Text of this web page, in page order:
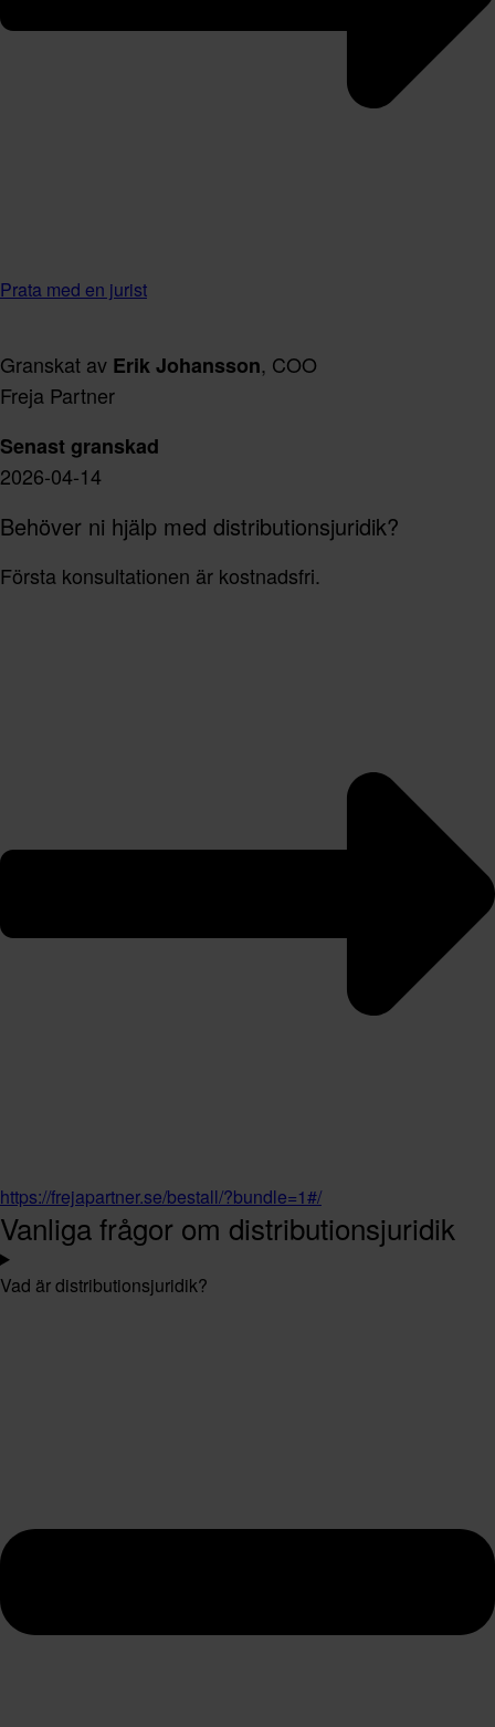
Prata med en jurist
Granskat av Erik Johansson, COO
Freja Partner
Senast granskad
2026-04-14
Behöver ni hjälp med distributionsjuridik?
Första konsultationen är kostnadsfri.
https://frejapartner.se/bestall/?bundle=1#/
Vanliga frågor om distributionsjuridik
Vad är distributionsjuridik?